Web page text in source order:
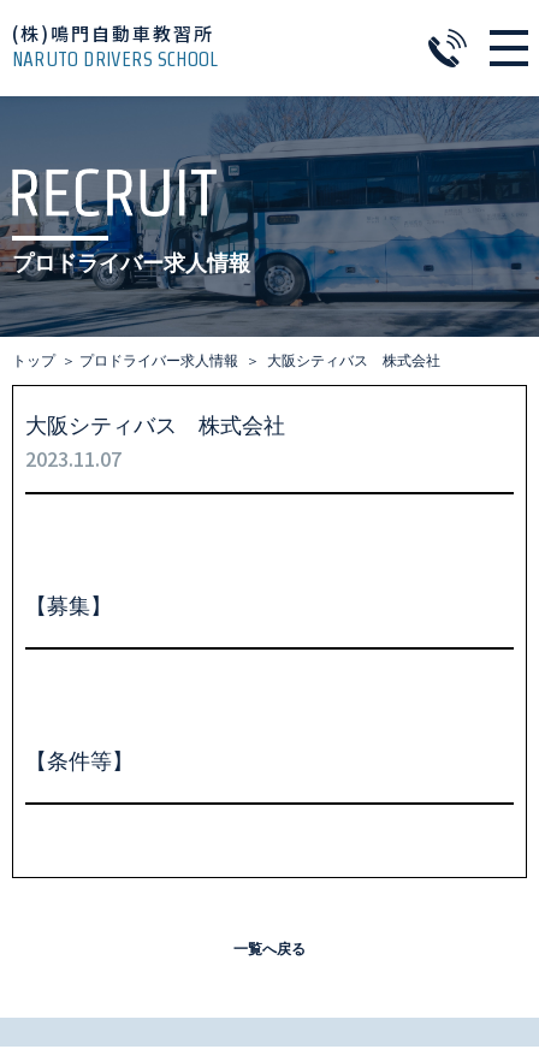
(株)鳴門自動車教習所
NARUTO DRIVERS SCHOOL
プロドライバー求人情報
トップ プロドライバー求人情報 大阪シティバス 株式会社
大阪シティバス 株式会社
2023.11.07
【募集】
【条件等】
一覧へ戻る